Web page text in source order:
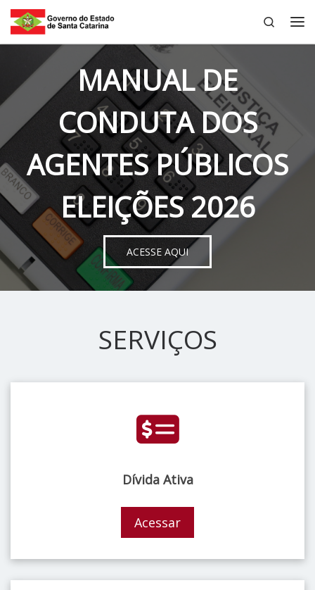
Skip to content
Search
MANUAL DE
CONDUTA DOS
AGENTES PÚBLICOS
ELEIÇÕES 2026
ACESSE AQUI
SERVIÇOS
Dívida Ativa
Acessar